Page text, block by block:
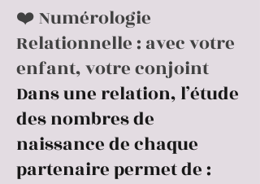
❤️ Numérologie
Relationnelle : avec votre
enfant, votre conjoint
Dans une relation, l’étude
des nombres de
naissance de chaque
partenaire permet de :